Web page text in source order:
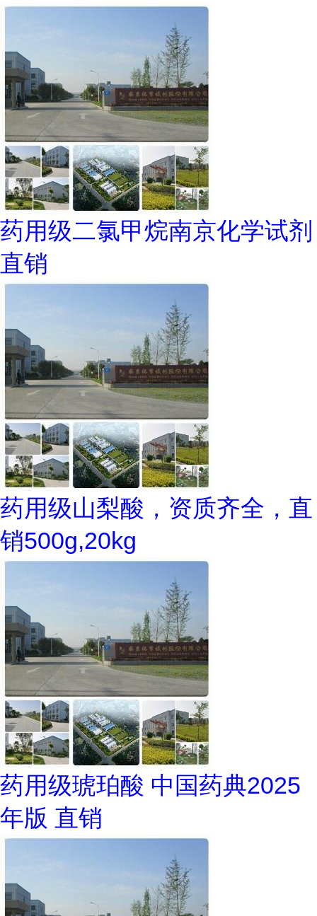
药用级二氯甲烷南京化学试剂
直销
药用级山梨酸，资质齐全，直
销500g,20kg
药用级琥珀酸 中国药典2025
年版 直销